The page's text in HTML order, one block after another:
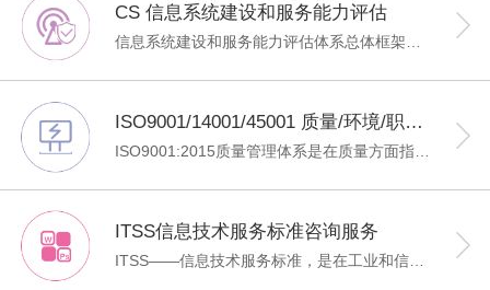
CS 信息系统建设和服务能力评估
ISO9001/14001/45001 质量/环境/职业健康安全管理体系认证
ISO9001:2015质量管理体系是在质量方面指挥和控制组织的协调活动，通常包括制定质量方针、目标以及质量策划、质量控制、质量保证和质量改进等活动。实现质量管理的方针目标，有效地开展各项质量管理活动，内部可强化管理，提高人员素质和企业文化；外部提升企业形象和市场份额。 ISO14001:2015环境管理体系认证是一项内部管理工具，旨在帮助组织实现自身设定的环境表现水平，并不断地改进环境行为，不断达到更新更佳的高度。其中有规范的动作程序，文件化的控制机制，它通过有明确职责、义务的组织结构来贯彻落实，目的在于防止对环境的不利影响。 ISO45001：2018 职业健康管理体系为企业提高职业健康安全绩效提供了一个科学、有效的管理手段；有助于推动职业健康安全法规和制度的贯彻执行；提高职业健康安全管理水平；对企业产生直接和间接的经济效益；将在社会上树立企业良好的品质和形象。
ITSS信息技术服务标准咨询服务
ITSS——信息技术服务标准，是在工业和信息化部、国家标准化委的领导和支持下，由ITSS工作组研制的一套IT服务领域的标准库和一套提供IT服务的方法论。是一套成体系和综合配套的信息技术服务标准库，全面规范了IT服务产品及其组成要素，用于指导实施标准化和可信赖的IT服务。杭州佳普旨在帮助IT企业建立运维服务管理体系，获取ITSS运维服务能力成熟度资质，当前该资质共分为4级。